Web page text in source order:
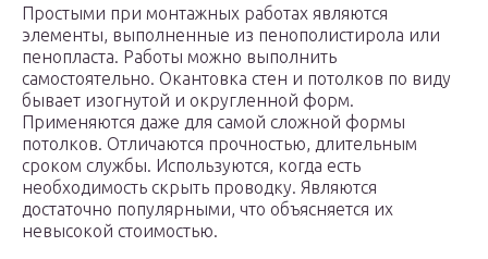
Простыми при монтажных работах являются
элементы, выполненные из пенополистирола или
пенопласта. Работы можно выполнить
самостоятельно. Окантовка стен и потолков по виду
бывает изогнутой и округленной форм.
Применяются даже для самой сложной формы
потолков. Отличаются прочностью, длительным
сроком службы. Используются, когда есть
необходимость скрыть проводку. Являются
достаточно популярными, что объясняется их
невысокой стоимостью.